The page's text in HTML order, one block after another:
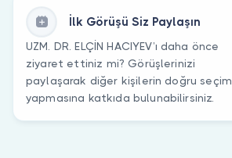
İlk Görüşü Siz Paylaşın
UZM. DR. ELÇİN HACIYEV’ı daha önce
ziyaret ettiniz mi? Görüşlerinizi
paylaşarak diğer kişilerin doğru seçim
yapmasına katkıda bulunabilirsiniz.